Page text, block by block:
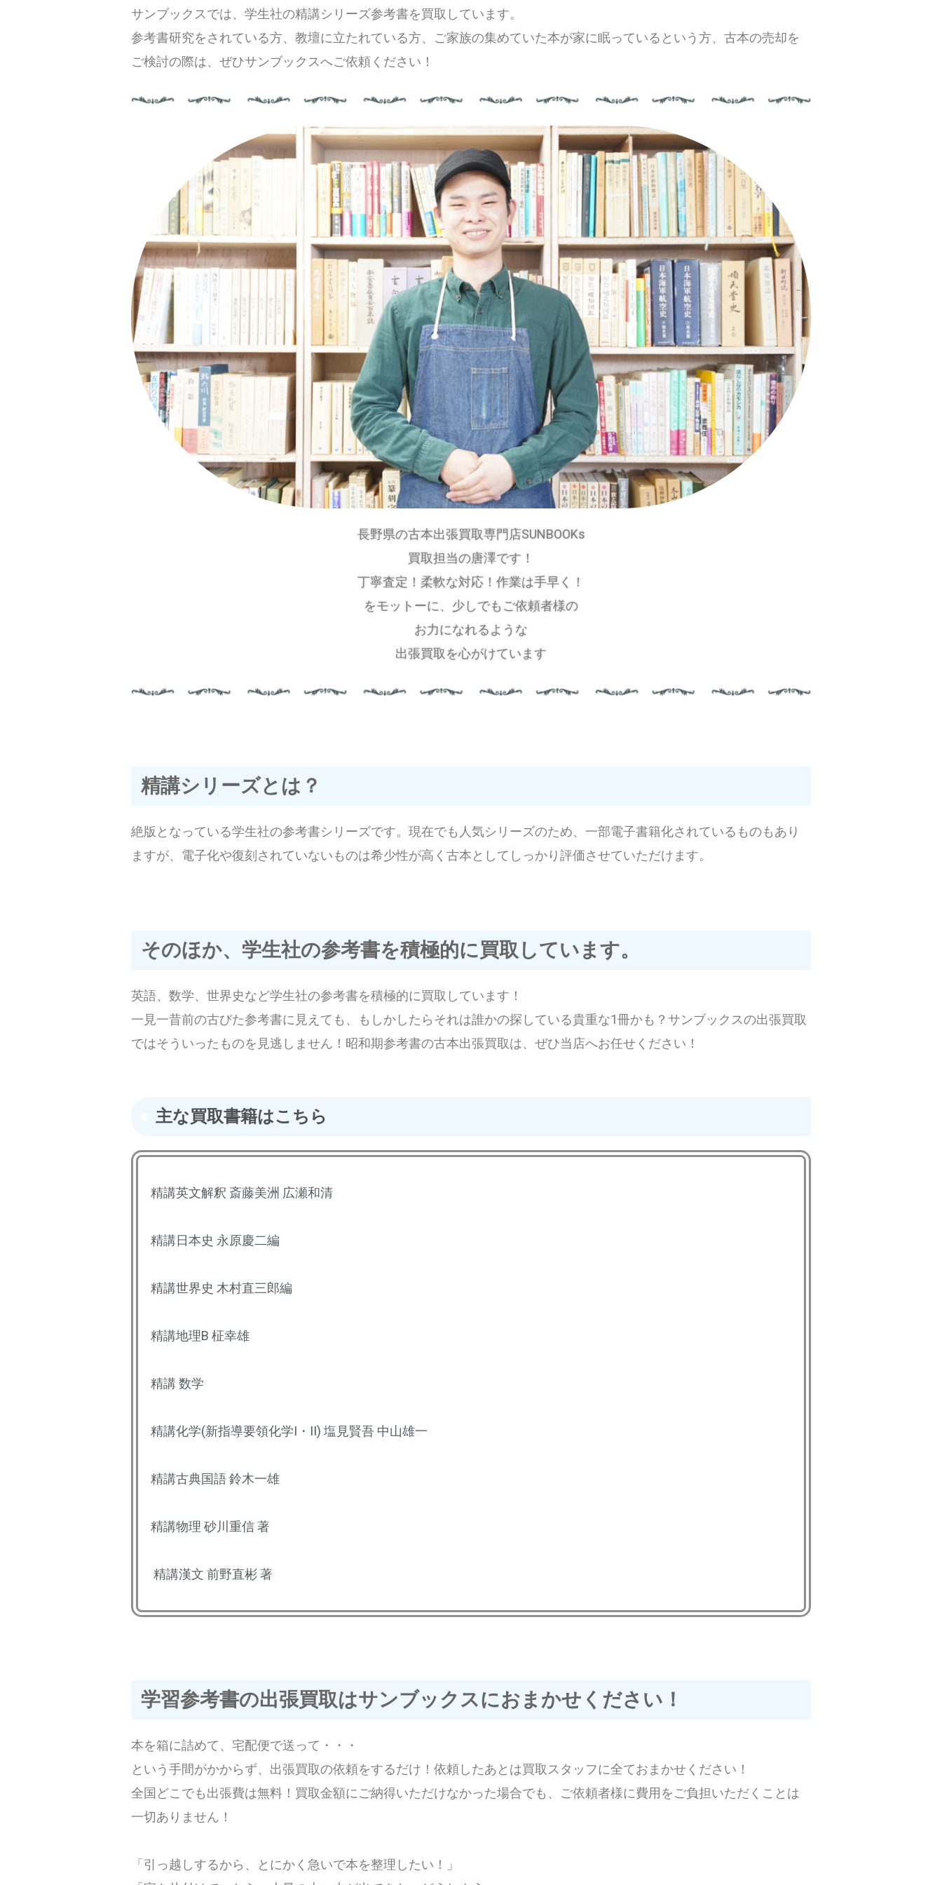
サンブックスでは、学生社の精講シリーズ参考書を買取しています。
参考書研究をされている方、教壇に立たれている方、ご家族の集めていた本が家に眠っているという方、古本の売却を
ご検討の際は、ぜひサンブックスへご依頼ください！
長野県の古本出張買取専門店SUNBOOKs
買取担当の唐澤です！
丁寧査定！柔軟な対応！作業は手早く！
をモットーに、 少しでもご依頼者様の
お力になれるような
出張買取を心がけています
精講シリーズとは？
絶版となっている学生社の参考書シリーズです。現在でも人気シリーズのため、一部電子書籍化されているものもあり
ますが、電子化や復刻されていないものは希少性が高く古本としてしっかり評価させていただけます。
そのほか、学生社の参考書を積極的に買取しています。
英語、数学、世界史など学生社の参考書を積極的に買取しています！
一見一昔前の古びた参考書に見えても、もしかしたらそれは誰かの探している貴重な1冊かも？サンブックスの出張買取
ではそういったものを見逃しません！昭和期参考書の古本出張買取は、ぜひ当店へお任せください！
主な買取書籍はこちら
精講英文解釈 斎藤美洲 広瀬和清
精講日本史 永原慶二編
精講世界史 木村直三郎編
精講地理B 柾幸雄
精講 数学
精講化学(新指導要領化学I・II) 塩見賢吾 中山雄一
精講古典国語 鈴木一雄
精講物理 砂川重信 著
精講漢文 前野直彬 著
学習参考書の出張買取はサンブックスにおまかせください！
本を箱に詰めて、宅配便で送って・・・
という手間がかからず、出張買取の依頼をするだけ！依頼したあとは買取スタッフに全ておまかせください！
全国どこでも出張費は無料！買取金額にご納得いただけなかった場合でも、 ご依頼者様に費用をご負担いただくことは
一切ありません！
「引っ越しするから、とにかく急いで本を整理したい！」